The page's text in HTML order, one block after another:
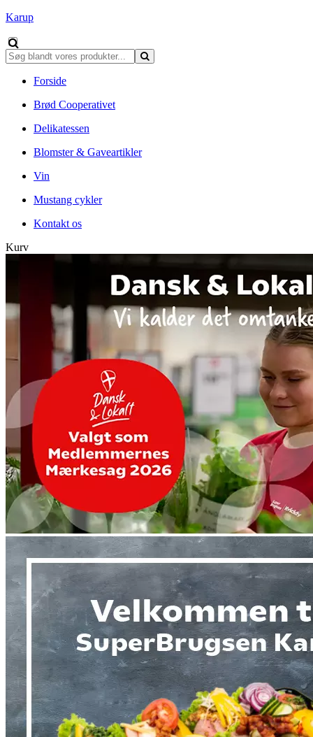
Karup
Forside
Brød Cooperativet
Delikatessen
Blomster & Gaveartikler
Vin
Mustang cykler
Kontakt os
Kurv